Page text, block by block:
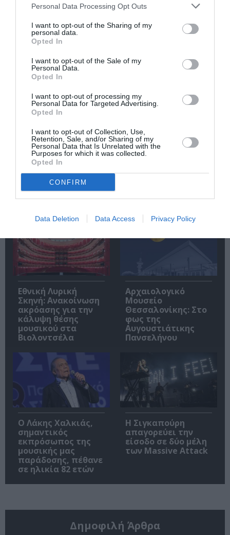
Personal Data Processing Opt Outs
I want to opt-out of the Sharing of my
personal data.
Opted In
I want to opt-out of the Sale of my
Personal Data.
Opted In
I want to opt-out of processing my
Personal Data for Targeted Advertising.
Opted In
I want to opt-out of Collection, Use,
Retention, Sale, and/or Sharing of my
Personal Data that Is Unrelated with the
Purposes for which it was collected.
Opted In
CONFIRM
Data Deletion Data Access Privacy Policy
2023 ELEUSIS
ΔΙΑΛΕΞΕΙΣ - ΟΜΙΛΙΕΣ
ΔΩΡΕΑΝ ΕΚΔΗΛΩΣΕΙΣ
Κάθε βδομάδα στο e-mail σας τα τελευταία νέα για
την Τέχνη και τον Πολιτισμό!
Ακολουθήστε το Culturenow.gr
Εθνική Λυρική
Σκηνή: Ανακοίνωση
ακρόασης για την
κάλυψη θέσης
μουσικού στα
Βιολοντσέλα
Αρχαιολογικό
Μουσείο
Θεσσαλονίκης: Στο
φως της
Αυγουστιάτικης
Πανσελήνου
Ο Λάκης Χαλκιάς,
σημαντικός
εκπρόσωπος της
μουσικής μας
παράδοσης, πέθανε
σε ηλικία 82 ετών
Η Σιγκαπούρη
απαγορεύει την
είσοδο σε δύο μέλη
των Massive Attack
Δημοφιλή Άρθρα